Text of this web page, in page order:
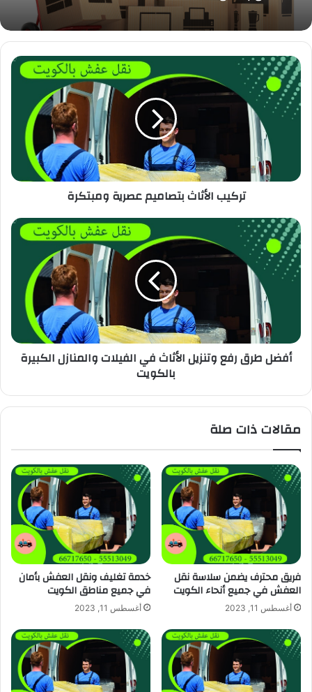
تركيب الأثاث بتصاميم عصرية ومبتكرة
أفضل طرق رفع وتنزيل الأثاث في الفيلات والمنازل الكبيرة
بالكويت
مقالات ذات صلة
فريق محترف يضمن سلاسة نقل
العفش في جميع أنحاء الكويت
أغسطس 11, 2023
خدمة تغليف ونقل العفش بأمان
في جميع مناطق الكويت
أغسطس 11, 2023